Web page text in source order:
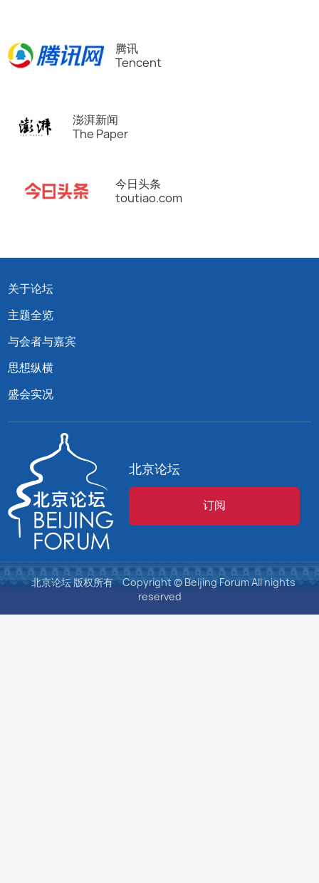
腾讯
Tencent
澎湃新闻
The Paper
今日头条
toutiao.com
关于论坛
主题全览
与会者与嘉宾
思想纵横
盛会实况
北京论坛
订阅
北京论坛 版权所有
Copyright © Beijing Forum All nights
reserved